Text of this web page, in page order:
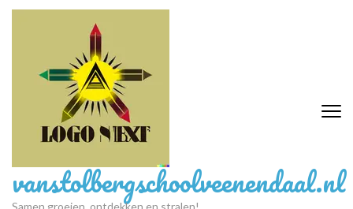
Ga
vanstolbergschoolveenendaal.nl
Samen groeien, ontdekken en stralen!